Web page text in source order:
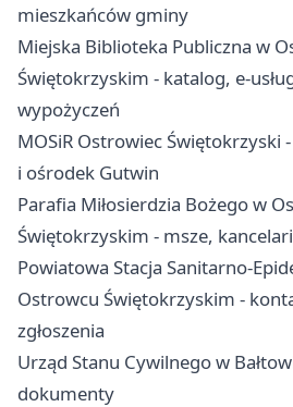
mieszkańców gminy
Miejska Biblioteka Publiczna w
Świętokrzyskim - katalog, e-
wypożyczeń
MOSiR Ostrowiec Świętokrzyski
i ośrodek Gutwin
Parafia Miłosierdzia Bożego w
Świętokrzyskim - msze,
Powiatowa Stacja Sanitarno-
Ostrowcu Świętokrzyskim -
zgłoszenia
Urząd Stanu Cywilnego w
dokumenty